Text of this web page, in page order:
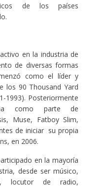
de los países
en la industria de
de diversas formas
como el líder y
los 90 Thousand Yard
1993). Posteriormente
como parte de
Muse, Fatboy Slim,
de iniciar su propia
en 2006.
en la mayoría
desde ser músico,
locutor de radio,